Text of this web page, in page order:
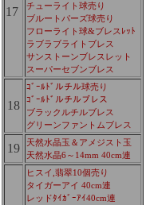
17
チューライト球売り
ブルートパーズ球売り
フローライト球&ブレスﾚｯﾄ
ラブラブライトブレス
サンストーンブレスレット
スーパーセブンブレス
18
ｺﾞｰﾙﾄﾞルチル球売り
ｺﾞｰﾙﾄﾞルチルブレス
ブラックルチルブレス
グリーンファントムブレス
19
天然水晶玉＆アメジスト玉
天然水晶6～14mm 40cm連
ヒスイ,翡翠10個売り
タイガーアイ 40cm連
レッドﾀｲｶﾞｰｱｲ40cm連